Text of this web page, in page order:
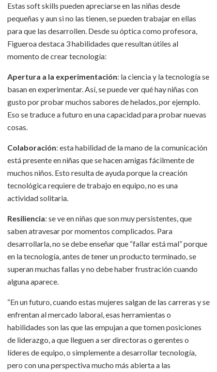
Estas soft skills pueden apreciarse en las niñas desde
pequeñas y aun si no las tienen, se pueden trabajar en ellas
para que las desarrollen. Desde su óptica como profesora,
Figueroa destaca 3 habilidades que resultan útiles al
momento de crear tecnología:
Apertura a la experimentación: la ciencia y la tecnología se
basan en experimentar. Así, se puede ver qué hay niñas con
gusto por probar muchos sabores de helados, por ejemplo.
Eso se traduce a futuro en una capacidad para probar nuevas
cosas.
Colaboración: esta habilidad de la mano de la comunicación
está presente en niñas que se hacen amigas fácilmente de
muchos niños. Esto resulta de ayuda porque la creación
tecnológica requiere de trabajo en equipo, no es una
actividad solitaria.
Resiliencia: se ve en niñas que son muy persistentes, que
saben atravesar por momentos complicados. Para
desarrollarla, no se debe enseñar que “fallar está mal” porque
en la tecnología, antes de tener un producto terminado, se
superan muchas fallas y no debe haber frustración cuando
alguna aparece.
“En un futuro, cuando estas mujeres salgan de las carreras y se
enfrentan al mercado laboral, esas herramientas o
habilidades son las que las empujan a que tomen posiciones
de liderazgo, a que lleguen a ser directoras o gerentes o
líderes de equipo, o simplemente a desarrollar tecnología,
pero con una perspectiva mucho más abierta a las